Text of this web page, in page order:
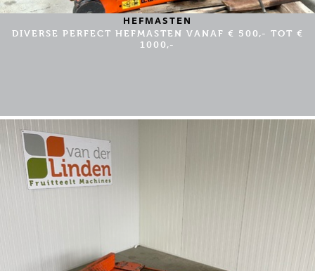
HEFMASTEN
DIVERSE PERFECT HEFMASTEN VANAF € 500,- TOT €
1000,-